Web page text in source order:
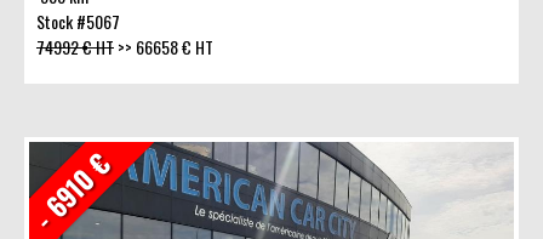
Stock #5067
74992 € HT>> 66658 € HT
- 6910 €